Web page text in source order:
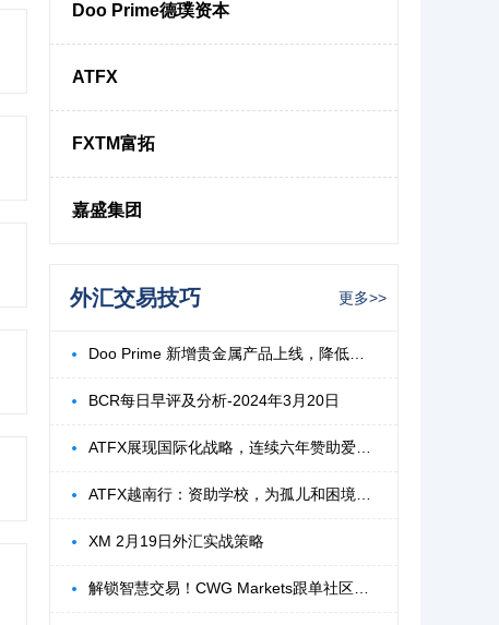
Doo Prime德璞资本
ATFX
FXTM富拓
嘉盛集团
外汇交易技巧 更多>>
BCR每日早评及分析-2024年3月20日
XM 2月19日外汇实战策略